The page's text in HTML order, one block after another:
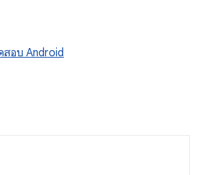
สอบ Android